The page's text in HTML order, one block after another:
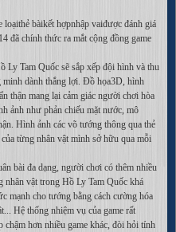
bàikết hợpnhập vaiđược đánh giá
đã chính thức ra mắt cộng đồng game
Ly Tam Quốc sẽ sắp xếp đội hình và thu
minh dành thắng lợi. Đồ họa3D, hình
thận mang lại cảm giác người chơi hòa
ảnh như phản chiếu mặt nước, mô
Hình ảnh các võ tướng thông qua thẻ
từng nhân vật mình sở hữu qua mỗi
bài đa dạng, người chơi có thêm nhiều
vật trong Hồ Ly Tam Quốc khá
mạnh cho tướng bằng cách cường hóa
Hệ thống nhiệm vụ của game rất
chậm hơn nhiều game khác, đòi hỏi tính